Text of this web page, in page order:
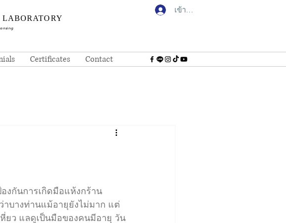
เข้าสู่ระบบ
Certificates Contact
งกันการเกิดมือแห้งกร้าน
าบางท่านแม้อายุยังไม่มาก แต่
ยว แลดูเป็นมือของคนมีอายุ วัน